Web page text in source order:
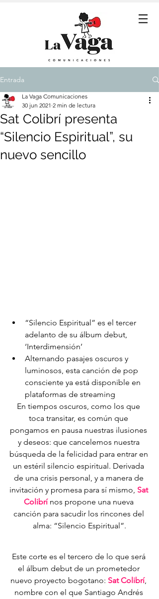
Entrada
Sat Colibrí presenta
“Silencio Espiritual”, su
nuevo sencillo
La Vaga Comunicaciones
30 jun 2021 2 min de lectura
“Silencio Espiritual” es el tercer
adelanto de su álbum debut,
‘Interdimensión’
Alternando pasajes oscuros y
luminosos, esta canción de pop
consciente ya está disponible en
plataformas de streaming
En tiempos oscuros, como los que
toca transitar, es común que
pongamos en pausa nuestras ilusiones
y deseos: que cancelemos nuestra
búsqueda de la felicidad para entrar en
un estéril silencio espiritual. Derivada
de una crisis personal, y a manera de
invitación y promesa para sí mismo, Sat
Colibrí nos propone una nueva
canción para sacudir los rincones del
alma: “Silencio Espiritual”.
Este corte es el tercero de lo que será
el álbum debut de un prometedor
nuevo proyecto bogotano: Sat Colibrí,
nombre con el que Santiago Andrés